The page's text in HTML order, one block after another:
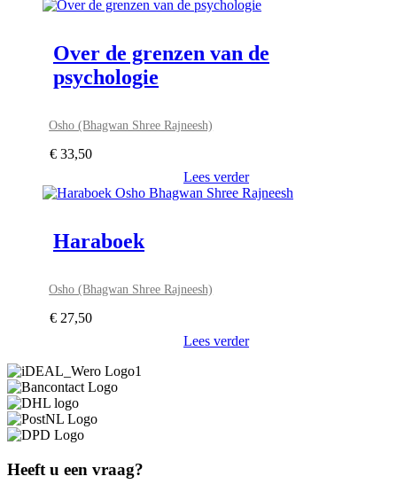
Over de grenzen van de
psychologie
Osho (Bhagwan Shree Rajneesh)
€ 33,50
Lees verder
Haraboek
Osho (Bhagwan Shree Rajneesh)
€ 27,50
Lees verder
Heeft u een vraag?